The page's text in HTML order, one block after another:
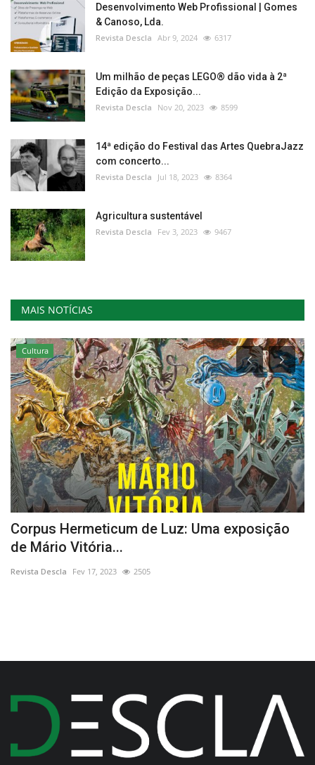
Desenvolvimento Web Profissional | Gomes
& Canoso, Lda.
Revista Descla Abr 9, 2024 6317
Um milhão de peças LEGO® dão vida à 2ª
Edição da Exposição...
Revista Descla Nov 20, 2023 8599
14ª edição do Festival das Artes QuebraJazz
com concerto...
Revista Descla Jul 18, 2023 8364
Agricultura sustentável
Revista Descla Fev 3, 2023 9467
MAIS NOTÍCIAS
Cultura
Corpus Hermeticum de Luz: Uma exposição
de Mário Vitória...
Revista Descla Fev 17, 2023 2505